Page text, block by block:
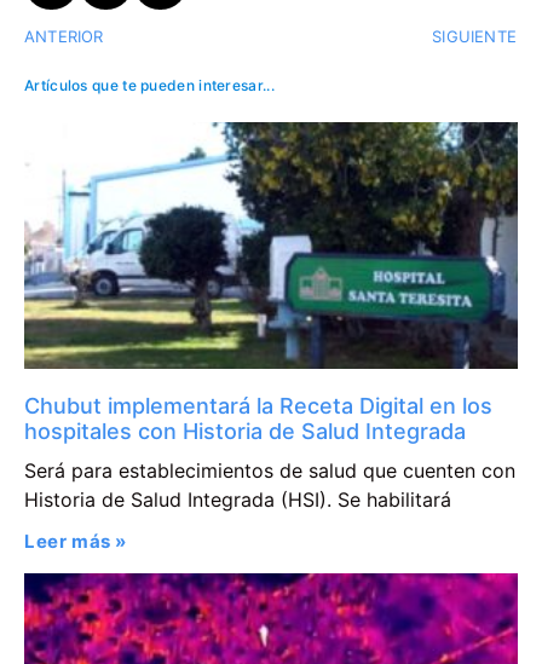
ANTERIOR SIGUIENTE
Artículos que te pueden interesar...
Chubut implementará la Receta Digital en los
hospitales con Historia de Salud Integrada
Será para establecimientos de salud que cuenten con
Historia de Salud Integrada (HSI). Se habilitará
Leer más »